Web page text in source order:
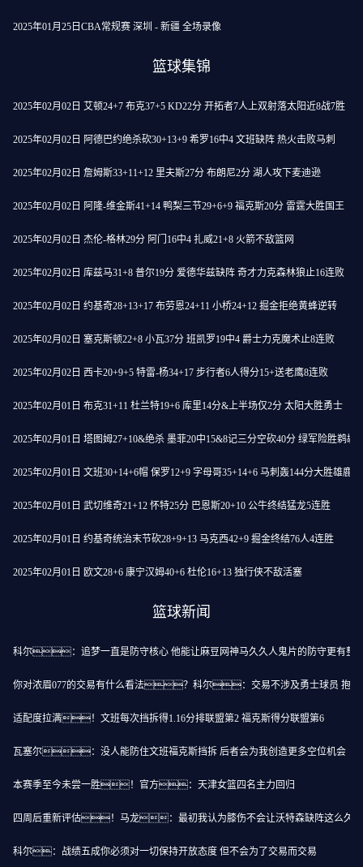
2025年01月25日CBA常规赛 深圳 - 新疆 全场录像
篮球集锦
2025年02月02日 艾顿24+7 布克37+5 KD22分 开拓者7人上双射落太阳近8战7胜
2025年02月02日 阿德巴约绝杀砍30+13+9 希罗16中4 文班缺阵 热火击败马刺
2025年02月02日 詹姆斯33+11+12 里夫斯27分 布朗尼2分 湖人攻下麦迪逊
2025年02月02日 阿隆-维金斯41+14 鸭梨三节29+6+9 福克斯20分 雷霆大胜国王
2025年02月02日 杰伦-格林29分 阿门16中4 扎威21+8 火箭不敌篮网
2025年02月02日 库兹马31+8 普尔19分 爱德华兹缺阵 奇才力克森林狼止16连败
2025年02月02日 约基奇28+13+17 布劳恩24+11 小桥24+12 掘金拒绝黄蜂逆转
2025年02月02日 塞克斯顿22+8 小瓦37分 班凯罗19中4 爵士力克魔术止8连败
2025年02月02日 西卡20+9+5 特雷-杨34+17 步行者6人得分15+送老鹰8连败
2025年02月01日 布克31+11 杜兰特19+6 库里14分&上半场仅2分 太阳大胜勇士
2025年02月01日 塔图姆27+10&绝杀 墨菲20中15&8记三分空砍40分 绿军险胜鹈鹕
2025年02月01日 文班30+14+6帽 保罗12+9 字母哥35+14+6 马刺轰144分大胜雄鹿
2025年02月01日 武切维奇21+12 怀特25分 巴恩斯20+10 公牛终结猛龙5连胜
2025年02月01日 约基奇统治末节砍28+9+13 马克西42+9 掘金终结76人4连胜
2025年02月01日 欧文28+6 康宁汉姆40+6 杜伦16+13 独行侠不敌活塞
篮球新闻
科尔：追梦一直是防守核心 他能让麻豆网神马久久人鬼片的防守更有整
你对浓眉077的交易有什么看法？科尔：交易不涉及勇士球员 抱歉
适配度拉满！文班每次挡拆得1.16分排联盟第2 福克斯得分联盟第6
瓦塞尔：没人能防住文班福克斯挡拆 后者会为我创造更多空位机会
本赛季至今未尝一胜！官方：天津女篮四名主力回归
四周后重新评估！马龙：最初我认为膝伤不会让沃特森缺阵这么久
科尔：战绩五成你必须对一切保持开放态度 但不会为了交易而交易